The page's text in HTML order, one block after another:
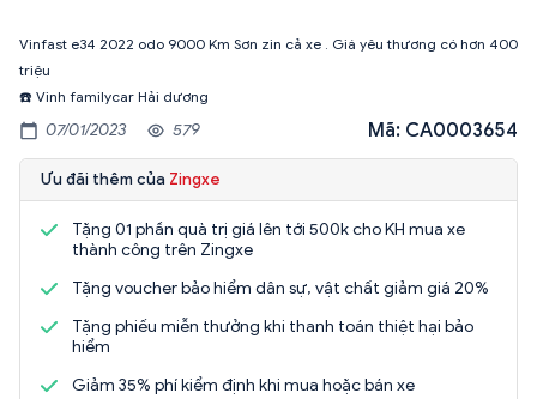
Vinfast e34 2022 odo 9000 Km Sơn zin cả xe . Giá yêu thương có hơn 400
triệu
☎️ Vinh familycar Hải dương
07/01/2023 579 Mã: CA0003654
Ưu đãi thêm của Zingxe
Tặng 01 phần quà trị giá lên tới 500k cho KH mua xe
thành công trên Zingxe
Tặng voucher bảo hiểm dân sự, vật chất giảm giá 20%
Tặng phiếu miễn thưởng khi thanh toán thiệt hại bảo
hiểm
Giảm 35% phí kiểm định khi mua hoặc bán xe